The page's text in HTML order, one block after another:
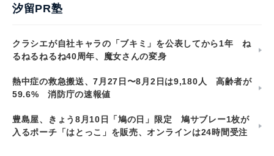
汐留PR塾
クラシエが自社キャラの「ブキミ」を公表してから1年 ね
るねるねるね40周年、魔女さんの変身
熱中症の救急搬送、7月27日〜8月2日は9,180人 高齢者が
59.6% 消防庁の速報値
豊島屋、きょう8月10日「鳩の日」限定 鳩サブレー1枚が
入るポーチ「はとっこ」を販売、オンラインは24時間受注